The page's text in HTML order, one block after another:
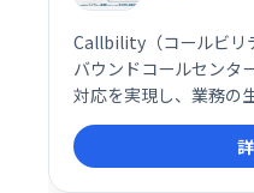
Callbility（コールビリ
バウンドコールセンタ
対応を実現し、業務の
な通話記録や分析機
向上や業務改善にも役